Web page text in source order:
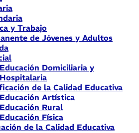
y Trabajo
de Jóvenes y Adultos
Educación Domiciliaria y
Hospitalaria
de la Calidad Educativa
Educación Artística
Educación Rural
Educación Física
de la Calidad Educativa